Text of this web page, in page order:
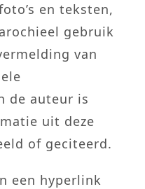
en teksten,
gebruik
van
de auteur is
uit deze
of geciteerd.
een hyperlink